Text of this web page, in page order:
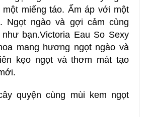
một miếng táo. Ấm áp với một
Ngọt ngào và gợi cảm cùng
bạn.Victoria Eau So Sexy
mang hương ngọt ngào và
kẹo ngọt và thơm mát tạo
quyện cùng mùi kem ngọt